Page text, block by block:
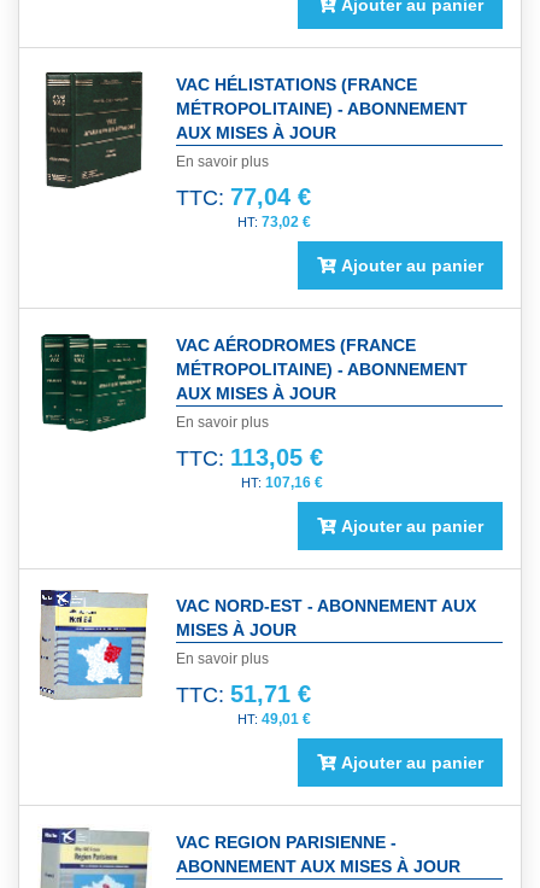
Ajouter au panier
VAC HÉLISTATIONS (FRANCE
MÉTROPOLITAINE) - ABONNEMENT
AUX MISES À JOUR
En savoir plus
TTC: 77,04 €
73,02 €
Ajouter au panier
VAC AÉRODROMES (FRANCE
MÉTROPOLITAINE) - ABONNEMENT
AUX MISES À JOUR
En savoir plus
TTC: 113,05 €
107,16 €
Ajouter au panier
VAC NORD-EST - ABONNEMENT AUX
MISES À JOUR
En savoir plus
TTC: 51,71 €
49,01 €
Ajouter au panier
VAC REGION PARISIENNE -
ABONNEMENT AUX MISES À JOUR